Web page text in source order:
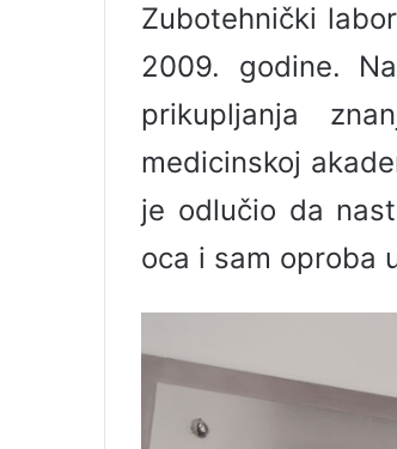
Zubotehnički
2009. godine.
prikupljanja
medicinskoj
je odlučio da
oca i sam oproba